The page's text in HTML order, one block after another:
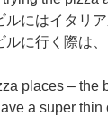
ルにはイタリ
ルに行く際は
places – the
a super